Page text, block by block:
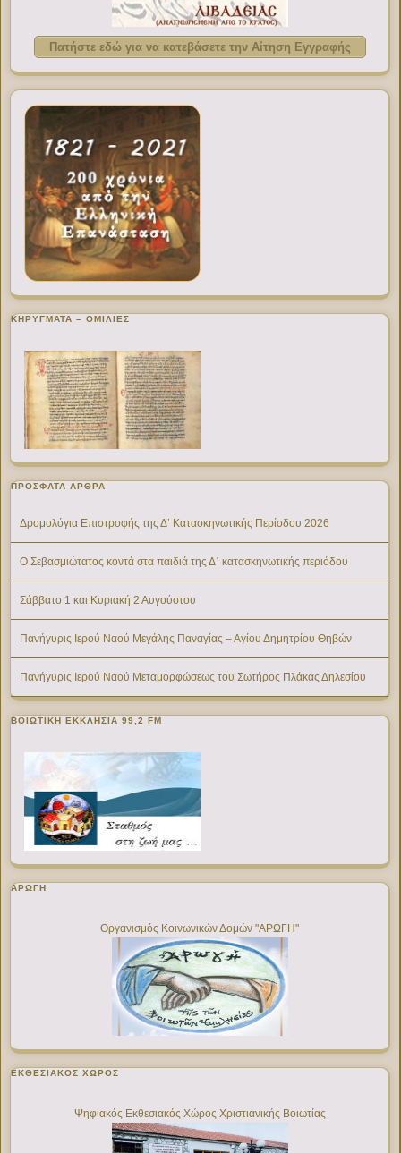
Πατήστε εδώ για να κατεβάσετε την Αίτηση Εγγραφής
ΚΗΡΥΓΜΑΤΑ – ΟΜΙΛΙΕΣ
ΠΡΌΣΦΑΤΑ ΆΡΘΡΑ
Δρομολόγια Επιστροφής της Δ’ Κατασκηνωτικής Περίοδου 2026
Ο Σεβασμιώτατος κοντά στα παιδιά της Δ΄ κατασκηνωτικής περιόδου
Σάββατο 1 και Κυριακή 2 Αυγούστου
Πανήγυρις Ιερού Ναού Μεγάλης Παναγίας – Αγίου Δημητρίου Θηβών
Πανήγυρις Ιερού Ναού Μεταμορφώσεως του Σωτήρος Πλάκας Δηλεσίου
ΒΟΙΩΤΙΚΉ ΕΚΚΛΗΣΊΑ 99,2 FM
ΑΡΩΓΗ
Οργανισμός Κοινωνικών Δομών "ΑΡΩΓΗ"
ΕΚΘΕΣΙΑΚΌΣ ΧΏΡΟΣ
Ψηφιακός Εκθεσιακός Χώρος Χριστιανικής Βοιωτίας